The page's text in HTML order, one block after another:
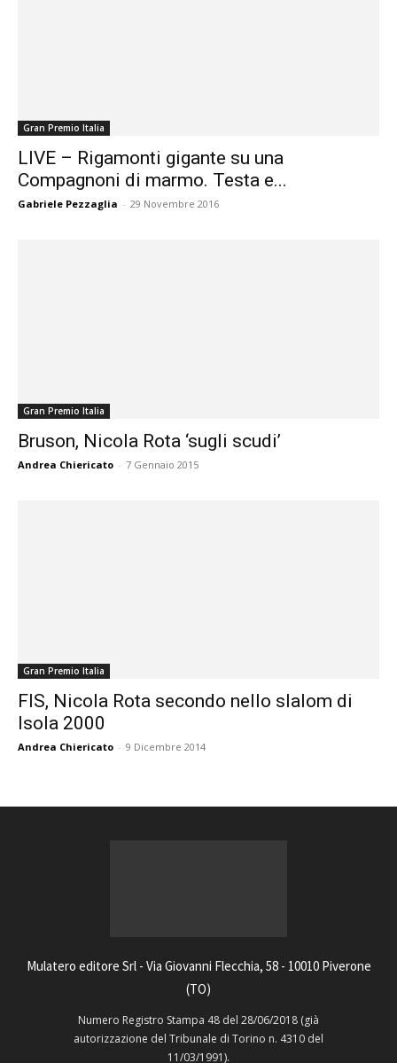
Gran Premio Italia
LIVE – Rigamonti gigante su una
Compagnoni di marmo. Testa e...
Gabriele Pezzaglia - 29 Novembre 2016
Gran Premio Italia
Bruson, Nicola Rota ‘sugli scudi’
Andrea Chiericato - 7 Gennaio 2015
Gran Premio Italia
FIS, Nicola Rota secondo nello slalom di
Isola 2000
Andrea Chiericato - 9 Dicembre 2014
Mulatero editore Srl - Via Giovanni Flecchia, 58 - 10010 Piverone
(TO)
Numero Registro Stampa 48 del 28/06/2018 (già
autorizzazione del Tribunale di Torino n. 4310 del
11/03/1991).